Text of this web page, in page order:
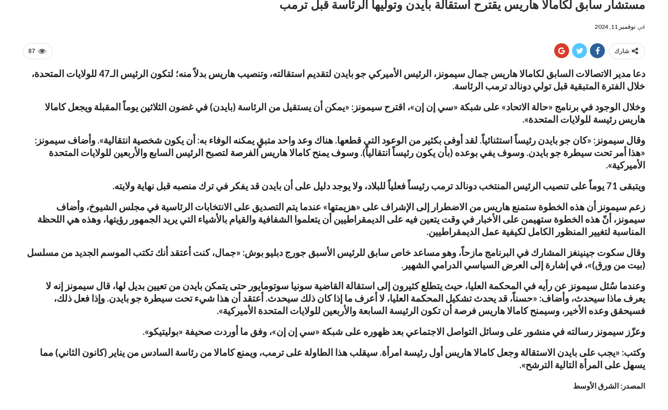
​مستشار سابق لكامالا هاريس يقترح استقالة بايدن وتوليها الرئاسة قبل ترمب
في نوفمبر 11, 2024
87 شارك
دعا مدير الاتصالات السابق لكامالا هاريس جمال سيمونز، الرئيس الأميركي جو بايدن لتقديم استقالته، وتنصيب هاريس بدلاً منه؛ لتكون الرئيس الـ47 للولايات المتحدة،
خلال الفترة المتبقية قبل تولي دونالد ترمب الرئاسة.
وخلال الوجود في برنامج «حالة الاتحاد» على شبكة «سي إن إن»، اقترح سيمونز: «يمكن أن يستقيل من الرئاسة (بايدن) في غضون الثلاثين يوماً المقبلة ويجعل كامالا
هاريس رئيسة للولايات المتحدة».
وقال سيمونز: «كان جو بايدن رئيساً استثنائياً. لقد أوفى بكثير من الوعود التي قطعها. هناك وعد واحد متبقٍ يمكنه الوفاء به: أن يكون شخصية انتقالية». وأضاف سيمونز:
«هذا أمر تحت سيطرة جو بايدن. وسوف يفي بوعده (بأن يكون رئيساً انتقالياً). وسوف يمنح كامالا هاريس الفرصة لتصبح الرئيس السابع والأربعين للولايات المتحدة
الأميركية».
ويتبقى 71 يوماً على تنصيب الرئيس المنتخب دونالد ترمب رئيساً فعلياً للبلاد، ولا يوجد دليل على أن بايدن قد يفكر في ترك منصبه قبل نهاية ولايته.
زعم سيمونز أن هذه الخطوة ستمنع هاريس من الاضطرار إلى الإشراف على «هزيمتها» عندما يتم التصديق على الانتخابات الرئاسية في مجلس الشيوخ، وأضاف
سيمونز، أنّ هذه الخطوة ستهيمن على الأخبار في وقت يتعين فيه على الديمقراطيين أن يتعلموا الشفافية والقيام بالأشياء التي يريد الجمهور رؤيتها، وهذه هي اللحظة
المناسبة لتغيير المنظور الكامل لكيفية عمل الديمقراطيين.
وقال سكوت جينينغز المشارك في البرنامج مازحاً، وهو مساعد خاص سابق للرئيس الأسبق جورج دبليو بوش: «جمال، كنت أعتقد أنك تكتب الموسم الجديد من مسلسل
(بيت من ورق)»، في إشارة إلى العرض السياسي الدرامي الشهير.
وعندما سُئل سيمونز عن رأيه في المحكمة العليا، حيث يتطلع كثيرون إلى استقالة القاضية سونيا سوتومايور حتى يتمكن بايدن من تعيين بديل لها، قال سيمونز إنه لا
يعرف ماذا سيحدث، وأضاف: «حسناً، قد يحدث تشكيل المحكمة العليا، لا أعرف ما إذا كان ذلك سيحدث. أعتقد أن هذا شيء تحت سيطرة جو بايدن. وإذا فعل ذلك،
فسيحقق وعده الأخير، وسيمنح كامالا هاريس فرصة أن تكون الرئيسة السابعة والأربعين للولايات المتحدة الأميركية».
وعزّز سيمونز رسالته في منشور على وسائل التواصل الاجتماعي بعد ظهوره على شبكة «سي إن إن»، وفق ما أوردت صحيفة «بوليتيكو».
وكتب: «يجب على بايدن الاستقالة وجعل كامالا هاريس أول رئيسة امرأة. سيقلب هذا الطاولة على ترمب، ويمنع كامالا من رئاسة السادس من يناير (كانون الثاني) مما
يسهل على المرأة التالية الترشح».
المصدر: الشرق الأوسط